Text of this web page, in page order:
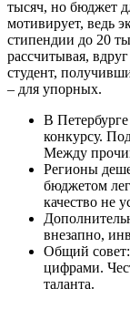
тысяч, но бюджет
мотивирует, ведь
стипендии до 20
рассчитывая,
студент,
– для упорных.
В
конкурсу.
Между
Регионы
бюджетом
качество не
внезапно,
Общий совет:
цифрами.
таланта.